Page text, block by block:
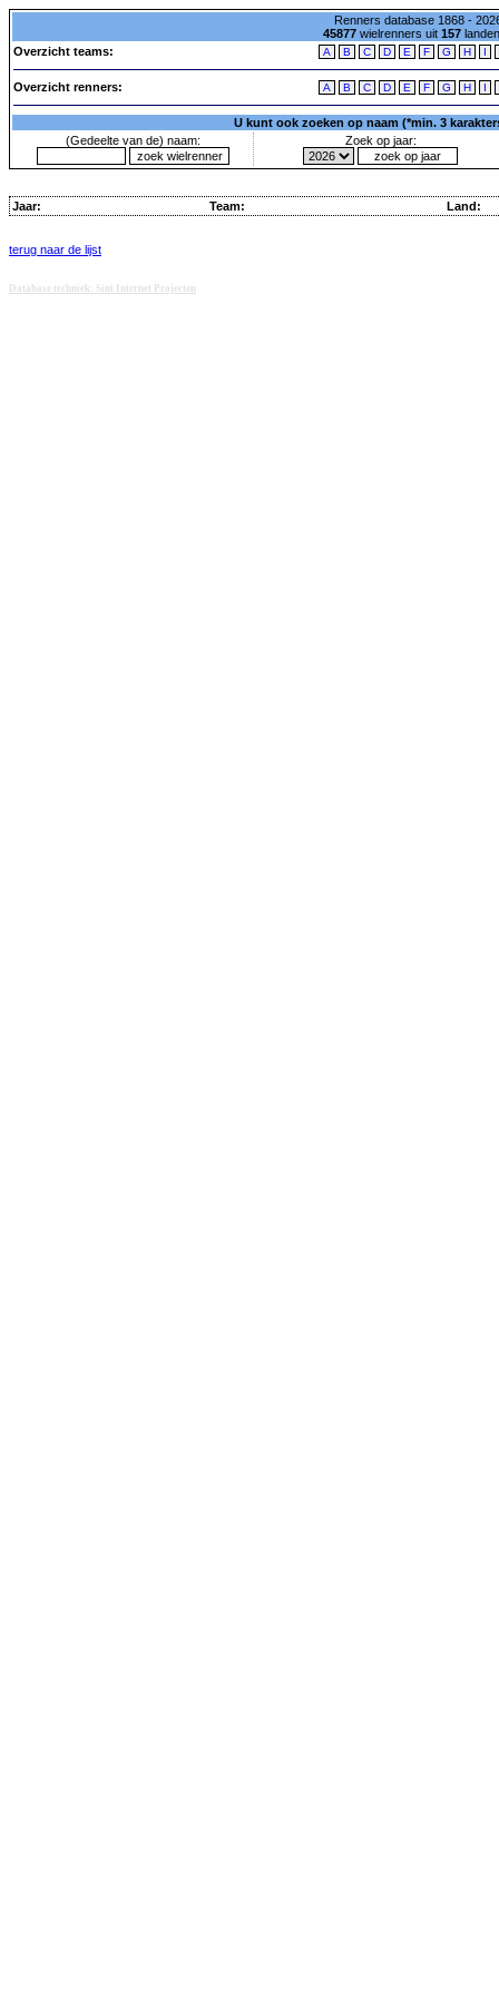
Renners database 1868 -
45877wielrenners uit 157
Overzicht teams:
A B C D E F G H I
Overzicht renners: A B C D E F G H I
U kunt ook zoeken op naam (*min. 3
(Gedeelte van de) naam:
Zoek op jaar:
Jaar: Team: Land:
terug naar de lijst
Database techniek: Sini Internet Projecten